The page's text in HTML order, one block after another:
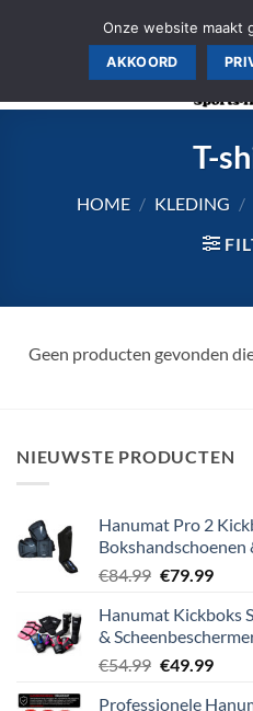
T-
HOME / KLEDING /
Geen producten gevonden
NIEUWSTE PRODUCTEN
Hanumat Pro 2
Bokshandschoenen
€84.99
was:
€84.99.
€79.99
is:
Hanumat Kickboks
&
€54.99 €49.99
Professionele
Onze website maakt
AKKOORD